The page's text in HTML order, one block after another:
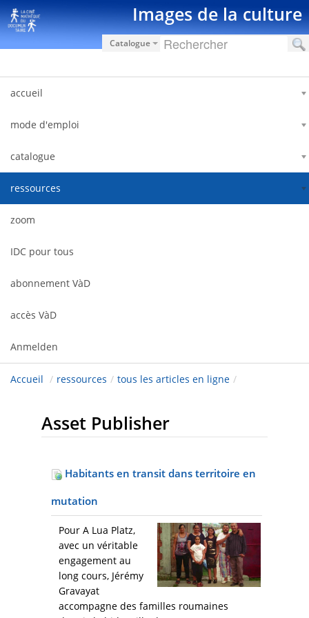
Zum Inhalt wechseln Images de la culture
Catalogue
accueil
mode d'emploi
catalogue
ressources
zoom
IDC pour tous
abonnement VàD
accès VàD
Anmelden
Accueil / ressources / tous les articles en ligne /
Asset Publisher
Habitants en transit dans territoire en
mutation
Pour A Lua Platz,
avec un véritable
engagement au
long cours, Jérémy
Gravayat
accompagne des familles roumaines